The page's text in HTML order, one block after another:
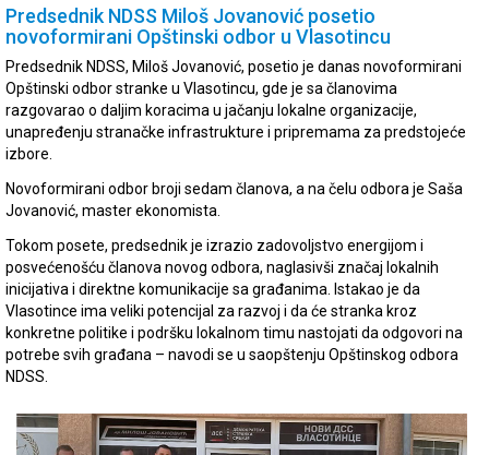
Predsednik NDSS Miloš Jovanović posetio
novoformirani Opštinski odbor u Vlasotincu
Predsednik NDSS, Miloš Jovanović, posetio je danas novoformirani
Opštinski odbor stranke u Vlasotincu, gde je sa članovima
razgovarao o daljim koracima u jačanju lokalne organizacije,
unapređenju stranačke infrastrukture i pripremama za predstojeće
izbore.
Novoformirani odbor broji sedam članova, a na čelu odbora je Saša
Jovanović, master ekonomista.
Tokom posete, predsednik je izrazio zadovoljstvo energijom i
posvećenošću članova novog odbora, naglasivši značaj lokalnih
inicijativa i direktne komunikacije sa građanima. Istakao je da
Vlasotince ima veliki potencijal za razvoj i da će stranka kroz
konkretne politike i podršku lokalnom timu nastojati da odgovori na
potrebe svih građana – navodi se u saopštenju Opštinskog odbora
NDSS.